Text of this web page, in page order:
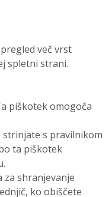
več vrst
spletni strani.
piškotek omogoča
strinjate s pravilnikom
ta piškotek
za shranjevanje
ko obiščete